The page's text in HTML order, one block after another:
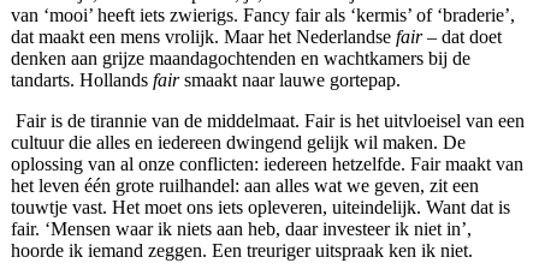
van ‘mooi’ heeft iets zwierigs. Fancy fair als ‘kermis’ of ‘braderie’,
dat maakt een mens vrolijk. Maar het Nederlandse fair– dat doet
denken aan grijze maandagochtenden en wachtkamers bij de
tandarts. Hollands fairsmaakt naar lauwe gortepap.
Fair is de tirannie van de middelmaat. Fair is het uitvloeisel van een
cultuur die alles en iedereen dwingend gelijk wil maken. De
oplossing van al onze conflicten: iedereen hetzelfde. Fair maakt van
het leven één grote ruilhandel: aan alles wat we geven, zit een
touwtje vast. Het moet ons iets opleveren, uiteindelijk. Want dat is
fair. ‘Mensen waar ik niets aan heb, daar investeer ik niet in’,
hoorde ik iemand zeggen. Een treuriger uitspraak ken ik niet.